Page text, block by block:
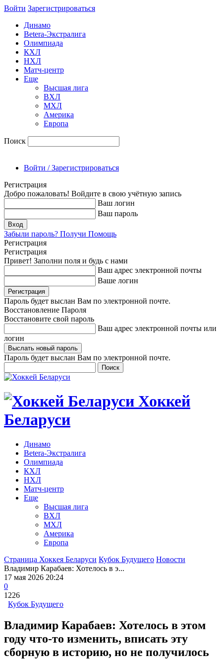
Войти Зарегиcтрироваться
Динамо
Betera-Экстралига
Олимпиада
КХЛ
НХЛ
Матч-центр
Еще
Высшая лига
ВХЛ
МХЛ
Америка
Европа
Поиск
Войти / Зарегистрироваться
Регистрация
Добро пожаловать! Войдите в свою учётную запись
Ваш логин
Ваш пароль
Забыли пароль? Получи Помощь
Регистрация
Регистрация
Привет! Заполни поля и будь с нами
Ваш адрес электронной почты
Ваше логин
Пароль будет выслан Вам по электронной почте.
Восстановление Пароля
Восстановите свой пароль
Ваш адрес электронной почты или
логин
Пароль будет выслан Вам по электронной почте.
Хоккей
Беларуси
Динамо
Betera-Экстралига
Олимпиада
КХЛ
НХЛ
Матч-центр
Еще
Высшая лига
ВХЛ
МХЛ
Америка
Европа
Страница Хоккея Беларуси Кубок Будущего Новости
Владимир Карабаев: Хотелось в э...
17 мая 2026 20:24
0
1226
Кубок Будущего
Владимир Карабаев: Хотелось в этом
году что-то изменить, вписать эту
сборную в историю, но не получилось